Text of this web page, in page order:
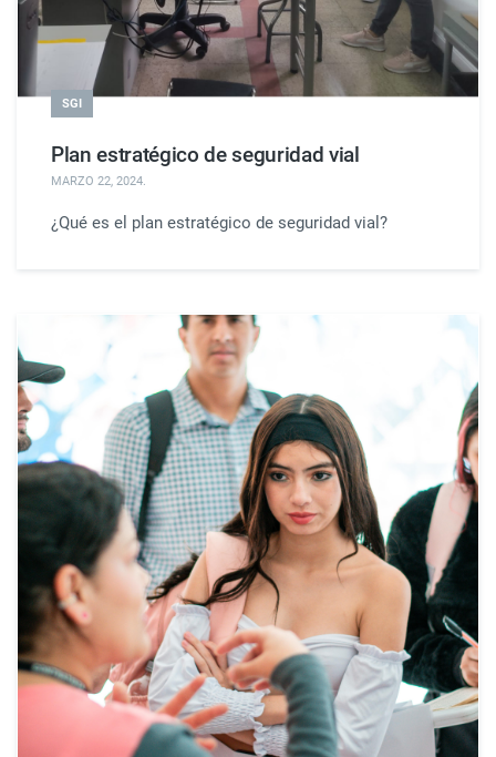
SGI
Plan estratégico de seguridad vial
MARZO 22, 2024.
¿Qué es el plan estratégico de seguridad vial?